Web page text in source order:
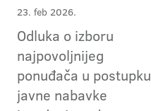
23. feb 2026.
Odluka o izboru
najpovoljnijeg
ponuđača u postupku
javne nabavke